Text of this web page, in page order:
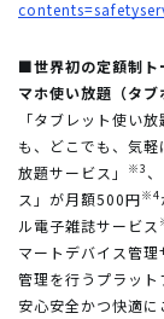
■世界初の定額制ト
マホ使い放題（タブ
「タブレット使い
も、どこでも、気
放題サービス」
※3
ス」が月額500円※4
ル電子雑誌サービス
マートデバイス管
管理を行うプラット
安心安全かつ快適